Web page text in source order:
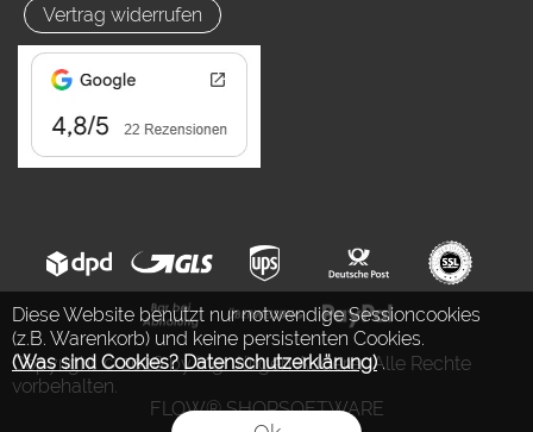
Diese Website benutzt nur notwendige Sessioncookies
(z.B. Warenkorb) und keine persistenten Cookies.
(Was sind Cookies? Datenschutzerklärung).
Vertrag widerrufen
Copyright © 2026 by Ing. Jürgen Auderer. Alle Rechte
vorbehalten.
FLOW® SHOPSOFTWARE